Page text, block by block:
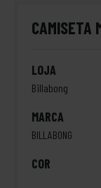
CAMISETA
LOJA
Billabong
MARCA
BILLABONG
COR